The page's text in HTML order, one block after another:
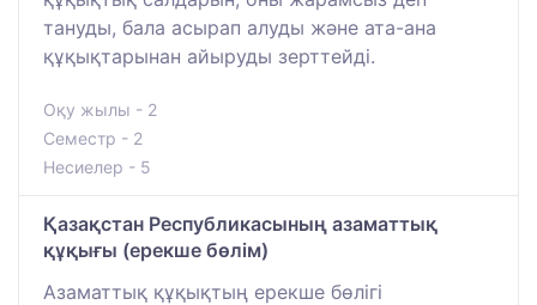
тануды, бала асырап алуды және ата-ана
құқықтарынан айыруды зерттейді.
Оқу жылы - 2
Семестр - 2
Несиелер - 5
Қазақстан Республикасының азаматтық
құқығы (ерекше бөлім)
Азаматтық құқықтың ерекше бөлігі